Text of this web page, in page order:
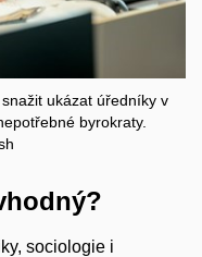
ukázat úředníky v
byrokraty.
sociologie i